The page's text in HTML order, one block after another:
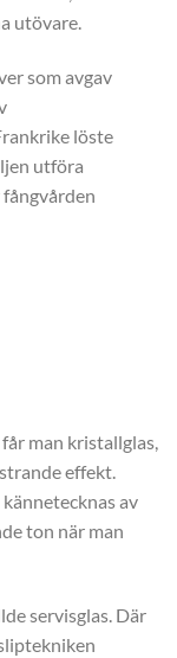
utövare.
som avgav
löste
utföra
man kristallglas,
effekt.
av
ton när man
servisglas. Där